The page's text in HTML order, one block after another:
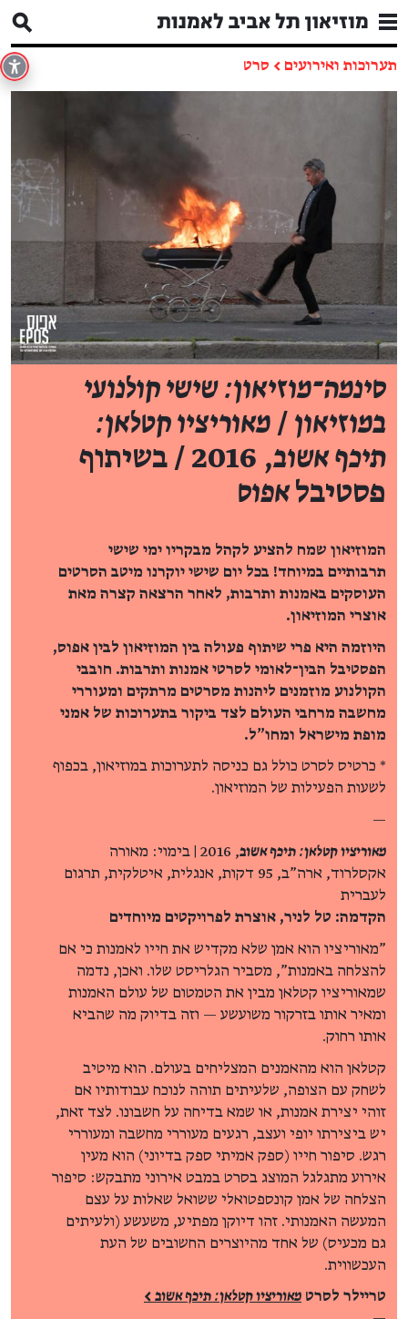
תערוכות ואירועים ← סרט
סינמה־מוזיאון: שישי קולנועי
במוזיאון / מאוריציו קטלאן:
תיכף אשוב
, 2016 / בשיתוף
פסטיבלאפוס
המוזיאון שמח להציע לקהל מבקריו ימי שישי
תרבותיים במיוחד! בכל יום שישי יוקרנו מיטב הסרטים
העוסקים באמנות ותרבות, לאחר הרצאה קצרה מאת
אוצרי המוזיאון.
היוזמה היא פרי שיתוף פעולה בין המוזיאון לבין אפוס,
הפסטיבל הבין־לאומי לסרטי אמנות ותרבות. חובבי
הקולנוע מוזמנים ליהנות מסרטים מרתקים ומעוררי
מחשבה מרחבי העולם לצד ביקור בתערוכות של אמני
מופת מישראל ומחו"ל.
* כרטיס לסרט כולל גם כניסה לתערוכות במוזיאון, בכפוף
לשעות הפעילות של המוזיאון.
—
מאוריציו קטלאן: תיכף אשוב
, 2016 | בימוי: מאורה
אקסלרוד, ארה"ב, 95 דקות, אנגלית, איטלקית, תרגום
לעברית
הקדמה: טל לניר, אוצרת לפרויקטים מיוחדים
"מאוריציו הוא אמן שלא מקדיש את חייו לאמנות כי אם
להצלחה באמנות", מסביר הגלריסט שלו. ואכן, נדמה
שמאוריציו קטלאן מבין את הטמטום של עולם האמנות
ומאיר אותו בזרקור משועשע — וזה בדיוק מה שהביא
אותו רחוק.
קטלאן הוא מהאמנים המצליחים בעולם. הוא מיטיב
לשחק עם הצופה, שלעיתים תוהה לנוכח עבודותיו אם
זוהי יצירת אמנות, או שמא בדיחה על חשבונו. לצד זאת,
יש ביצירתו יופי ועצב, רגעים מעוררי מחשבה ומעוררי
רגש. סיפור חייו (ספק אמיתי ספק בדיוני) הוא מעין
אירוע מתגלגל המוצג בסרט במבט אירוני מתבקש: סיפור
הצלחה של אמן קונספטואלי ששואל שאלות על עצם
המעשה האמנותי. זהו דיוקן מפתיע, משעשע (ולעיתים
גם מכעיס) של אחד מהיוצרים החשובים של העת
העכשווית.
טריילר לסרט מאוריציו קטלאן: תיכף אשוב >